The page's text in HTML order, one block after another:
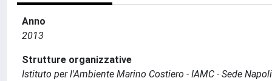
Anno
2013
Strutture organizzative
Istituto per l'Ambiente Marino Costiero - IAMC - Sede Napoli